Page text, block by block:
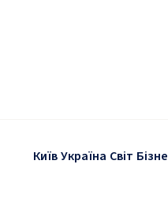
КиївУкраїна Світ